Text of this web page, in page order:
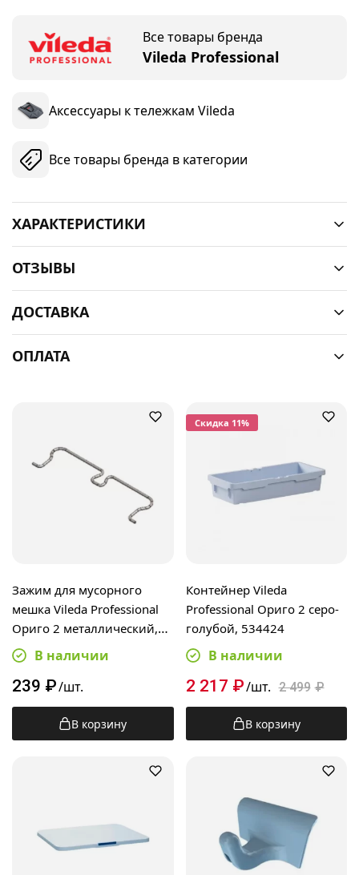
Все товары бренда
Vileda Professional
Аксессуары к тележкам Vileda
Все товары бренда в категории
ХАРАКТЕРИСТИКИ
ОТЗЫВЫ
ДОСТАВКА
ОПЛАТА
Зажим для мусорного
мешка Vileda Professional
Ориго 2 металлический,
533789В наличии
239 ₽/шт.
В корзину
Cкидка 11%
Контейнер Vileda
Professional Ориго 2 серо-
голубой, 534424
В наличии
2 499 ₽
2 217 ₽/шт.
В корзину